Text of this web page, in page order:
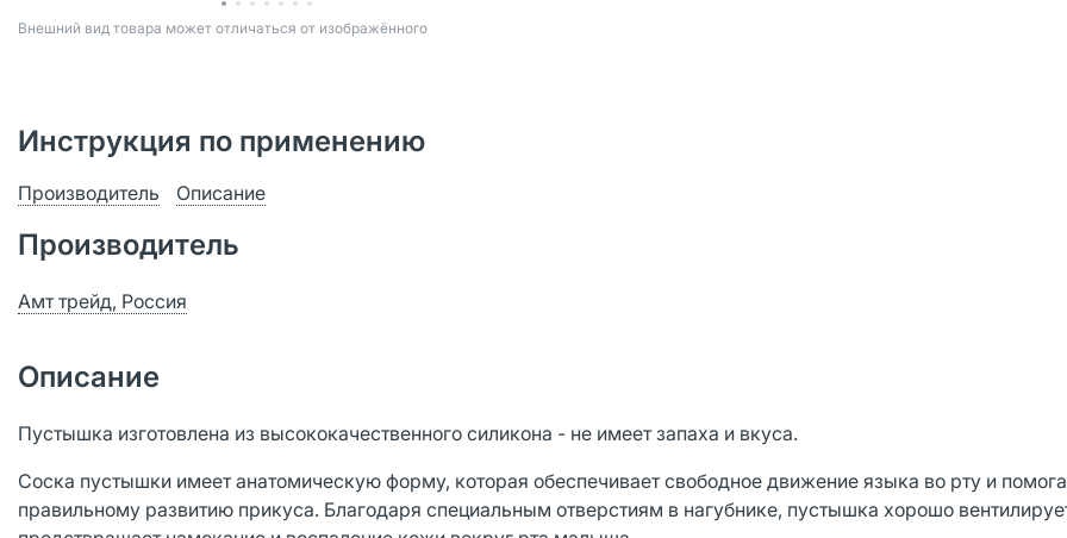
Bнешний вид товара может отличаться от изображённого
Инструкция по применению
Производитель Описание
Производитель
Амт трейд, Россия
Описание
Пустышка изготовлена из высококачественного силикона - не имеет запаха и вкуса.
Соска пустышки имеет анатомическую форму, которая обеспечивает свободное движение языка во рту и
правильному развитию прикуса. Благодаря специальным отверстиям в нагубнике, пустышка хорошо